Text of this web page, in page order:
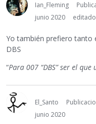
Ian_Fleming
junio 2020
Yo también prefiero tanto
DBS
“Para 007 “DBS” ser el que
El_Santo
junio 2020